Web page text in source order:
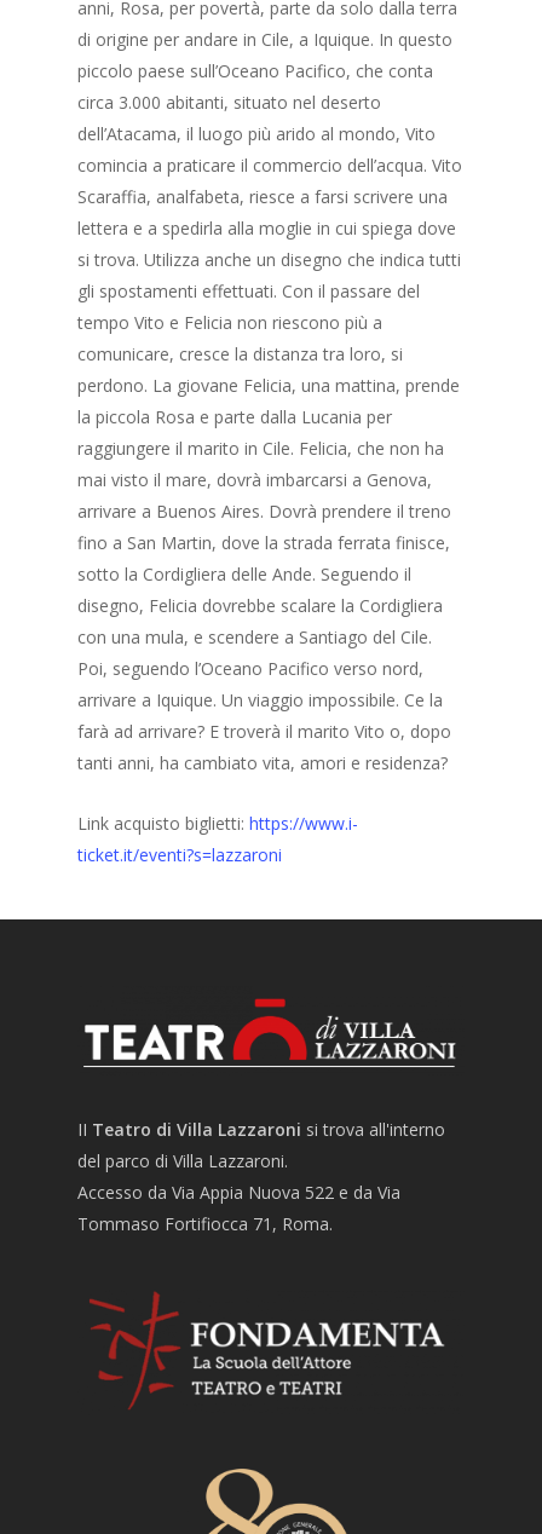
anni, Rosa, per povertà, parte da solo dalla terra
di origine per andare in Cile, a Iquique. In questo
piccolo paese sull’Oceano Pacifico, che conta
circa 3.000 abitanti, situato nel deserto
dell’Atacama, il luogo più arido al mondo, Vito
comincia a praticare il commercio dell’acqua. Vito
Scaraffia, analfabeta, riesce a farsi scrivere una
lettera e a spedirla alla moglie in cui spiega dove
si trova. Utilizza anche un disegno che indica tutti
gli spostamenti effettuati. Con il passare del
tempo Vito e Felicia non riescono più a
comunicare, cresce la distanza tra loro, si
perdono. La giovane Felicia, una mattina, prende
la piccola Rosa e parte dalla Lucania per
raggiungere il marito in Cile. Felicia, che non ha
mai visto il mare, dovrà imbarcarsi a Genova,
arrivare a Buenos Aires. Dovrà prendere il treno
fino a San Martin, dove la strada ferrata finisce,
sotto la Cordigliera delle Ande. Seguendo il
disegno, Felicia dovrebbe scalare la Cordigliera
con una mula, e scendere a Santiago del Cile.
Poi, seguendo l’Oceano Pacifico verso nord,
arrivare a Iquique. Un viaggio impossibile. Ce la
farà ad arrivare? E troverà il marito Vito o, dopo
tanti anni, ha cambiato vita, amori e residenza?
Link acquisto biglietti:https://www.i-
ticket.it/eventi?s=lazzaroni
II Teatro di Villa Lazzaroni si trova all'interno
del parco di Villa Lazzaroni.
Accesso da Via Appia Nuova 522 e da Via
Tommaso Fortifiocca 71, Roma.